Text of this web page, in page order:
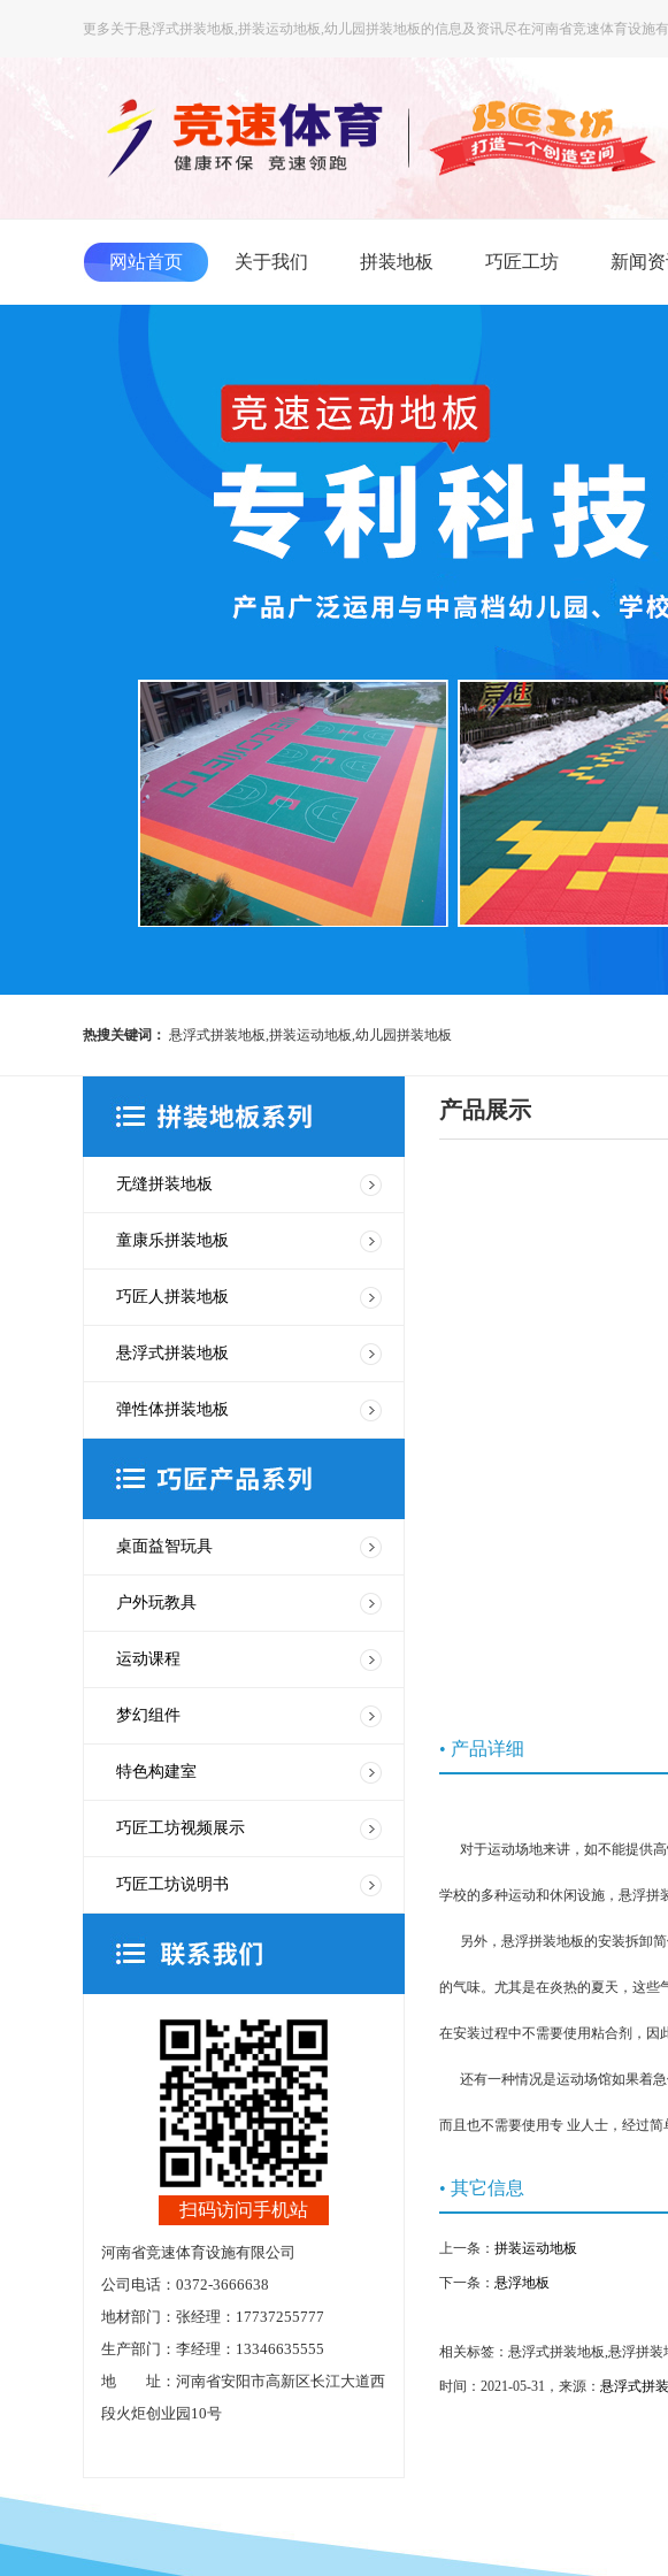
更多关于悬浮式拼装地板,拼装运动地板,幼儿园拼装地板的信息及资讯尽在河南省竞速体育设施
网站首页 关于我们 拼装地板 巧匠工坊 新闻
热搜关键词： 悬浮式拼装地板,拼装运动地板,幼儿园拼装地板
无缝拼装地板
童康乐拼装地板
巧匠人拼装地板
悬浮式拼装地板
弹性体拼装地板
桌面益智玩具
户外玩教具
运动课程
梦幻组件
特色构建室
巧匠工坊视频展示
巧匠工坊说明书
扫码访问手机站
河南省竞速体育设施有限公司
公司电话：0372-3666638
地材部门：张经理：17737255777
生产部门：李经理：13346635555
地 址：河南省安阳市高新区长江大道西
段火炬创业园10号
产品展示
• 产品详细
对于运动场地来讲，如不能提供高
学校的多种运动和休闲设施，悬浮拼
另外，悬浮拼装地板的安装拆卸简
的气味。尤其是在炎热的夏天，这些
在安装过程中不需要使用粘合剂，因
还有一种情况是运动场馆如果着急
而且也不需要使用专 业人士，经过简
• 其它信息
上一条： 拼装运动地板
下一条： 悬浮地板
相关标签：悬浮式拼装地板,悬浮拼装
时间：2021-05-31，来源： 悬浮式拼